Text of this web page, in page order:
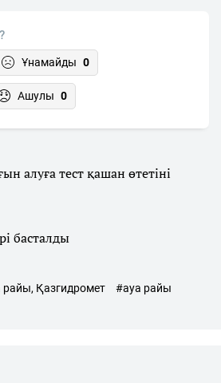
Ұнамайды 0
Ашулы 0
алуға тест қашан өтетіні
басталды
райы, Қазгидромет
#ауа райы